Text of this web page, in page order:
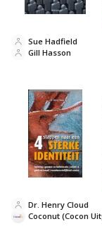
Gill Hasson
Sue Hadfield
Coconut (Cocon
Dr. Henry Cloud